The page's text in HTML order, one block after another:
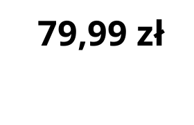
79,99 zł